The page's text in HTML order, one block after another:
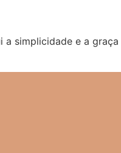
a simplicidade e a